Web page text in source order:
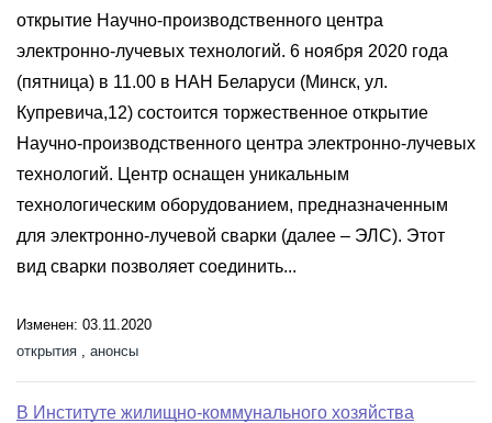
открытие Научно-производственного центра
электронно-лучевых технологий. 6 ноября 2020 года
(пятница) в 11.00 в НАН Беларуси (Минск, ул.
Купревича,12) состоится торжественное открытие
Научно-производственного центра электронно-лучевых
технологий. Центр оснащен уникальным
технологическим оборудованием, предназначенным
для электронно-лучевой сварки (далее – ЭЛС). Этот
вид сварки позволяет соединить...
Изменен: 03.11.2020
открытия
анонсы
В Институте жилищно-коммунального хозяйства